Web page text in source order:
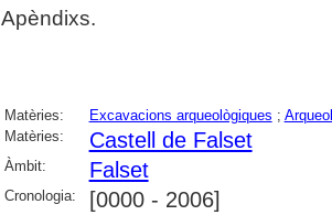
Apèndixs.
Matèries: Excavacions arqueològiques ;
Matèries:
Castell de Falset
Àmbit: Falset
Cronologia: [0000 - 2006]